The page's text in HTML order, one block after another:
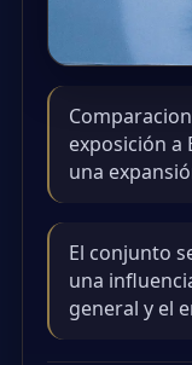
exposición a
una
El conjunto
una
general y el